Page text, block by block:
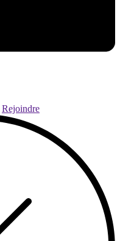
Rejoindre